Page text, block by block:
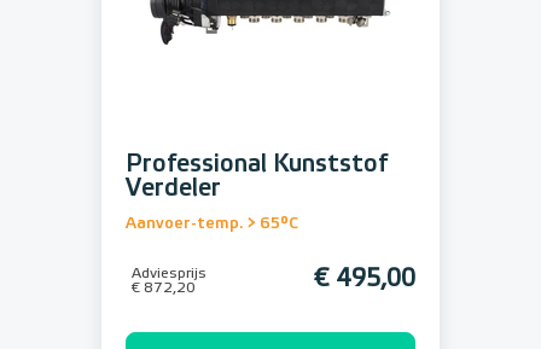
Professional Kunststof
Verdeler
Aanvoer-temp. > 65°C
Adviesprijs
€ 872,20
€ 495,00